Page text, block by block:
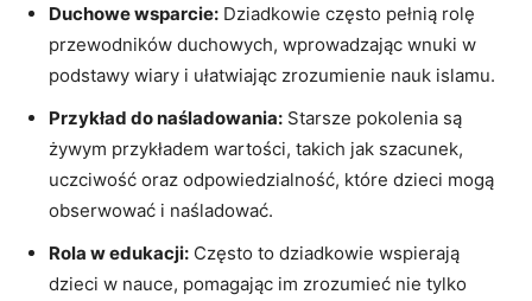
Duchowe wsparcie: Dziadkowie często pełnią rolę
przewodników duchowych, wprowadzając wnuki w
podstawy wiary i ułatwiając zrozumienie nauk islamu.
Przykład do naśladowania: Starsze pokolenia są
żywym przykładem wartości, takich jak szacunek,
uczciwość oraz odpowiedzialność, które dzieci mogą
obserwować i naśladować.
Rola w edukacji: Często to dziadkowie wspierają
dzieci w nauce, pomagając im zrozumieć nie tylko